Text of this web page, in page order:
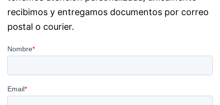
recibimos y entregamos documentos por correo
postal o courier.